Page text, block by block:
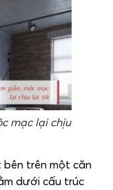
mạc lại chịu
trên một căn
dưới cấu trúc